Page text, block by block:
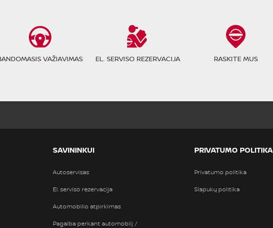
VAŽIAVIMAS EL. SERVISO REZERVACIJA RASKITE MUS
SAVININKUI
Autoservisas
El. serviso rezervacija
Automobilio atpirkimas
Pagalba perkant automobilį /
PRIVATUMO POLITIKA
Privatumo politika
Slapukų politika